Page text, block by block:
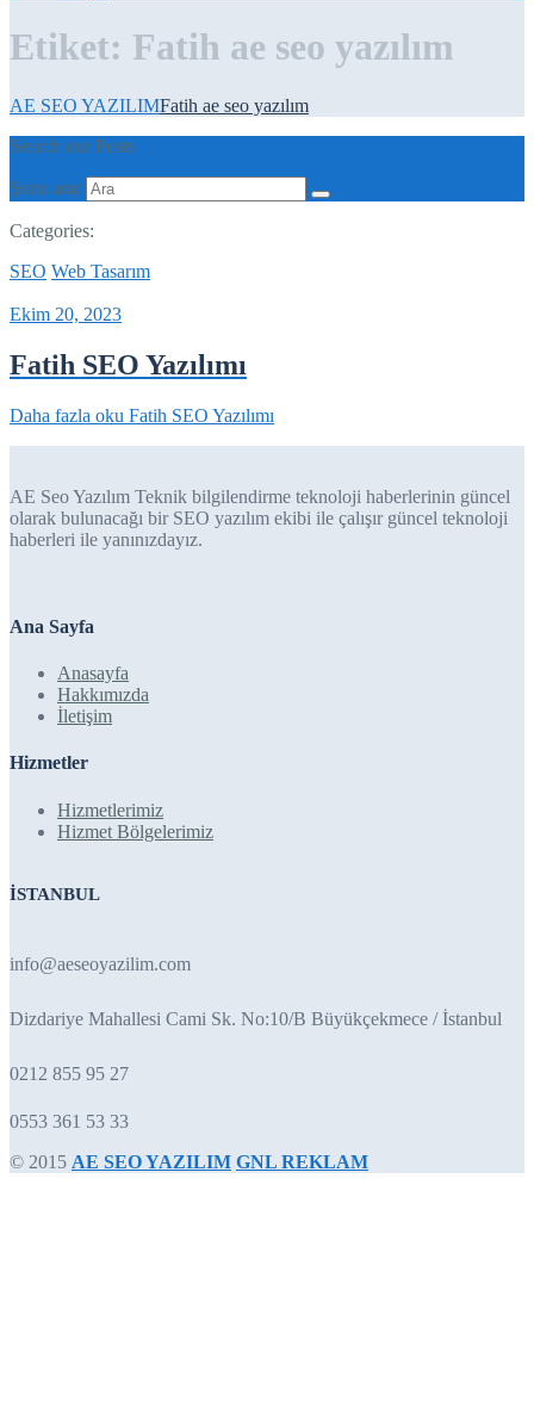
Etiket: Fatih ae seo yazılım
AE SEO YAZILIMFatih ae seo yazılım
Search our Posts
Şunu ara:
Categories:
SEO Web Tasarım
Ekim 20, 2023
Fatih SEO Yazılımı
Daha fazla oku Fatih SEO Yazılımı
AE Seo Yazılım Teknik bilgilendirme teknoloji haberlerinin güncel
olarak bulunacağı bir SEO yazılım ekibi ile çalışır güncel teknoloji
haberleri ile yanınızdayız.
Ana Sayfa
Anasayfa
Hakkımızda
İletişim
Hizmetler
Hizmetlerimiz
Hizmet Bölgelerimiz
İSTANBUL
info@aeseoyazilim.com
Dizdariye Mahallesi Cami Sk. No:10/B Büyükçekmece / İstanbul
0212 855 95 27
0553 361 53 33
© 2015 AE SEO YAZILIM GNL REKLAM